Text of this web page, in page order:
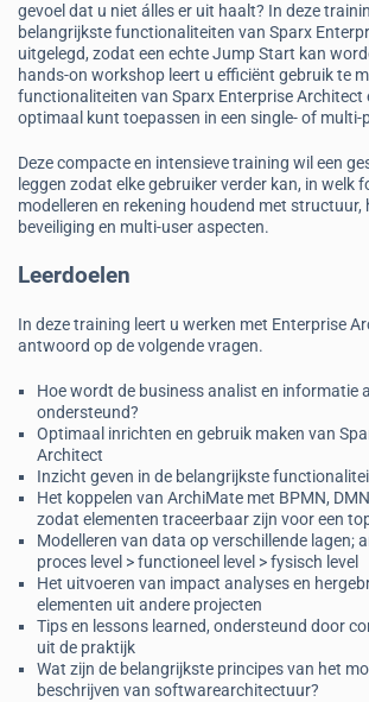
gevoel dat u niet álles er uit haalt? In deze
belangrijkste functionaliteiten van Sparx
uitgelegd, zodat een echte Jump Start kan
hands-on workshop leert u efficiënt gebruik te
functionaliteiten van Sparx Enterprise Architect
optimaal kunt toepassen in een single- of multi-
Deze compacte en intensieve training wil een
leggen zodat elke gebruiker verder kan, in welk
modelleren en rekening houdend met structuur,
beveiliging en multi-user aspecten.
Leerdoelen
In deze training leert u werken met Enterprise
antwoord op de volgende vragen.
Hoe wordt de business analist en informatie
ondersteund?
Optimaal inrichten en gebruik maken van
Architect
Inzicht geven in de belangrijkste
Het koppelen van ArchiMate met BPMN,
zodat elementen traceerbaar zijn voor een
Modelleren van data op verschillende lagen;
proces level > functioneel level > fysisch level
Het uitvoeren van impact analyses en
elementen uit andere projecten
Tips en lessons learned, ondersteund door
uit de praktijk
Wat zijn de belangrijkste principes van het
beschrijven van softwarearchitectuur?